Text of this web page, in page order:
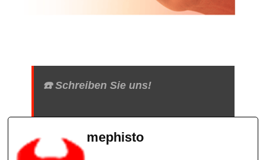
☎️ Schreiben Sie uns!
mephisto